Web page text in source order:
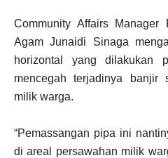
Community Affairs Manager
Agam Junaidi Sinaga
horizontal yang dilakukan
mencegah terjadinya banjir
milik warga.
“Pemassangan pipa ini
di areal persawahan milik